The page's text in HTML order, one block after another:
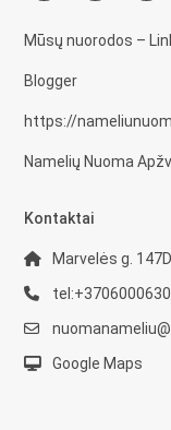
Mūsų nuorodos –
Blogger
https://
Namelių Nuoma
Kontaktai
Marvelės g.
Google Maps